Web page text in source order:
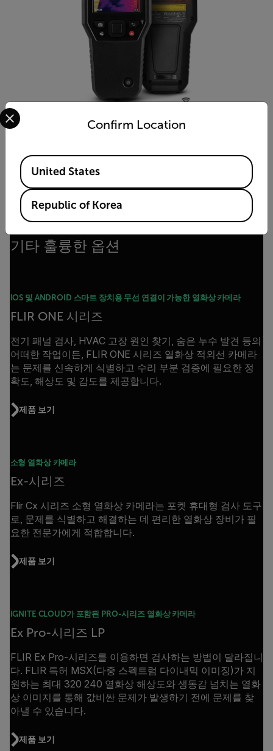
건습구 습도계와 MSX® 적외선 카메라를 갖춘 건축물 검사
시스템
제품 보기
기타 훌륭한 옵션
IOS 및 ANDROID 스마트 장치용 무선 연결이 가능한 열화상 카메라
FLIR ONE 시리즈
전기 패널 검사, HVAC 고장 원인 찾기, 숨은 누수 발견 등의
어떠한 작업이든, FLIR ONE 시리즈 열화상 적외선 카메라
는 문제를 신속하게 식별하고 수리 부분 검증에 필요한 정
확도, 해상도 및 감도를 제공합니다.
제품 보기
소형 열화상 카메라
Ex-시리즈
Flir Cx 시리즈 소형 열화상 카메라는 포켓 휴대형 검사 도구
로, 문제를 식별하고 해결하는 데 편리한 열화상 장비가 필
요한 전문가에게 적합합니다.
제품 보기
IGNITE CLOUD가 포함된 PRO-시리즈 열화상 카메라
Ex Pro-시리즈 LP
FLIR Ex Pro-시리즈를 이용하면 검사하는 방법이 달라집니
다. FLIR 특허 MSX(다중 스펙트럼 다이내믹 이미징)가 지
원하는 최대 320 240 열화상 해상도와 생동감 넘치는 열화
상 이미지를 통해 값비싼 문제가 발생하기 전에 문제를 찾
아낼 수 있습니다.
제품 보기
Confirm Location
Select your preferred country and language from the
Available Locations
United States
Republic of Korea